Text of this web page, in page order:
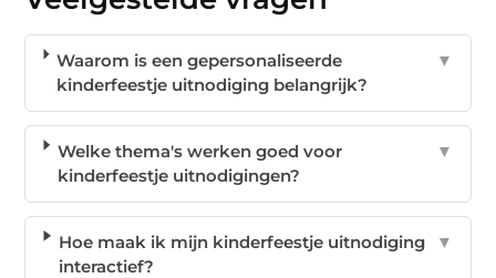
Waarom is een gepersonaliseerde
kinderfeestje uitnodiging belangrijk?
▼
Welke thema's werken goed voor
kinderfeestje uitnodigingen?
▼
Hoe maak ik mijn kinderfeestje uitnodiging
interactief?
▼